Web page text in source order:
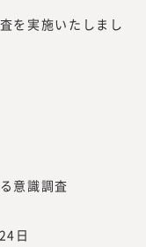
を実施いたしまし
意識調査
日